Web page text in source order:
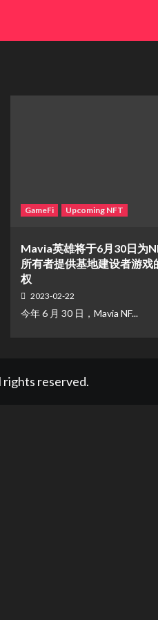
GameFi Upcoming NFT
Mavia英雄将于6月30日为
所有者提供基地建设者游戏
权
2023-02-22
今年 6 月 30 日，Mavia NF...
reserved.